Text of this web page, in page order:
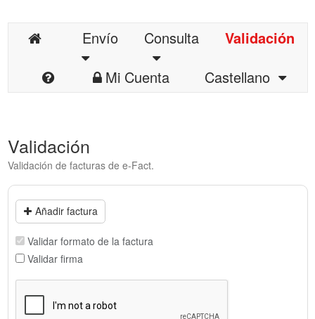
Envío Consulta
Validación
Mi Cuenta
Castellano
Validación
Validación de facturas de e-Fact.
Añadir factura
Validar formato de la factura
Validar firma